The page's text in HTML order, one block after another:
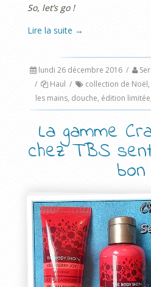
So, let’s go !
Lire la suite →
lundi 26 décembre 2016 /
/
Haul / collection de Noël,
les mains, douche, édition limitée
La gamme
chez TBS